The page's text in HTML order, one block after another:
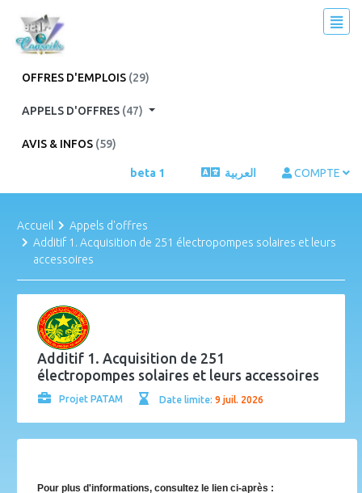
OFFRES D'EMPLOIS (29)
APPELS D'OFFRES (47)
AVIS & INFOS (59)
beta 1 العربية COMPTE
Accueil
Appels d'offres
Additif 1. Acquisition de 251 électropompes solaires et leurs
accessoires
Additif 1. Acquisition de 251
électropompes solaires et leurs accessoires
Projet PATAM Date limite: 9 juil. 2026
Pour plus d'informations, consultez le lien ci-après :